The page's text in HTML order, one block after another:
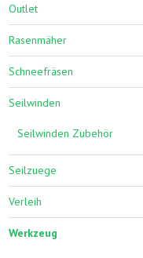
Outlet
Rasenmäher
Schneefräsen
Seilwinden
Seilwinden Zubehör
Seilzuege
Verleih
Werkzeug